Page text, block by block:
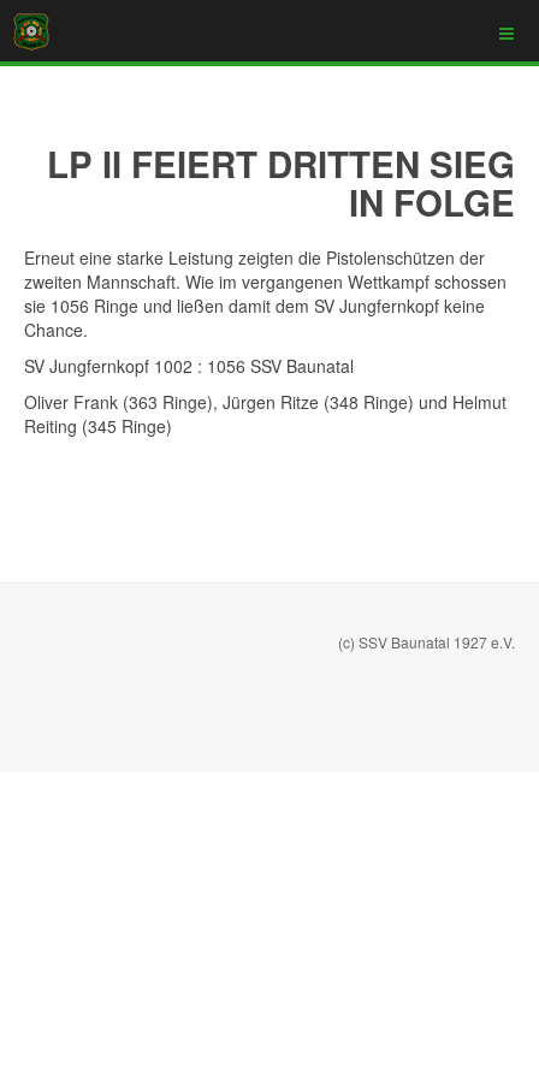
LP II FEIERT DRITTEN SIEG
IN FOLGE
Erneut eine starke Leistung zeigten die Pistolenschützen der
zweiten Mannschaft. Wie im vergangenen Wettkampf schossen
sie 1056 Ringe und ließen damit dem SV Jungfernkopf keine
Chance.
SV Jungfernkopf 1002 : 1056 SSV Baunatal
Oliver Frank (363 Ringe), Jürgen Ritze (348 Ringe) und Helmut
Reiting (345 Ringe)
(c) SSV Baunatal 1927 e.V.